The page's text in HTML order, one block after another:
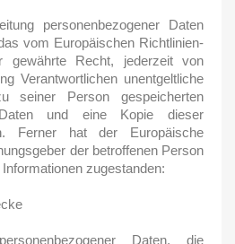
personenbezogener Daten
vom Europäischen Richtlinien-
gewährte Recht, jederzeit von
Verantwortlichen unentgeltliche
seiner Person gespeicherten
Daten und eine Kopie dieser
Ferner hat der Europäische
der betroffenen Person
zugestanden:
Daten, die